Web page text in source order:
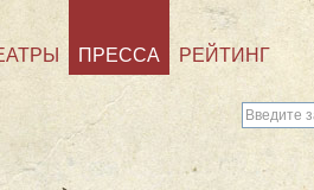
ПРЕССА РЕЙТИНГ